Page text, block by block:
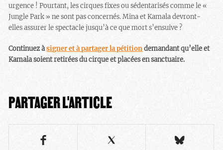
urgence ! Pourtant, les cirques fixes ou sédentarisés comme le «
Jungle Park » ne sont pas concernés. Mina et Kamala devront-
elles assurer le spectacle jusqu’à ce que mort s’ensuive ?
Continuez àsigner et à partager la pétitiondemandant qu’elle et
Kamala soient retirées du cirque et placées en sanctuaire.
PARTAGER L'ARTICLE